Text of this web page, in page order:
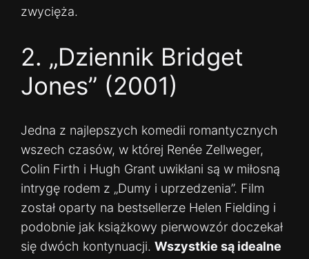
zwycięża.
2. „Dziennik Bridget
Jones” (2001)
Jedna z najlepszych komedii romantycznych
wszech czasów, w której Renée Zellweger,
Colin Firth i Hugh Grant uwikłani są w miłosną
intrygę rodem z „Dumy i uprzedzenia”. Film
został oparty na bestsellerze Helen Fielding i
podobnie jak książkowy pierwowzór doczekał
się dwóch kontynuacji. Wszystkie są idealne